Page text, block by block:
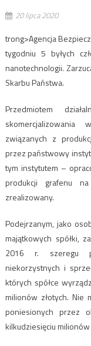
20 lipca 2020
trong>Agencja
tygodniu 5 byłych
nanotechnologii.
Skarbu Państwa.
Przedmiotem
związanych z
przez państwowy
tym instytutem –
produkcji grafenu
zrealizowany.
Podejrzanym, jako
majątkowych spółki,
2016 r. szeregu
niekorzystnych i
których spółce
milionów złotych. Nie
poniesionych przez
kilkudziesięciu milionów